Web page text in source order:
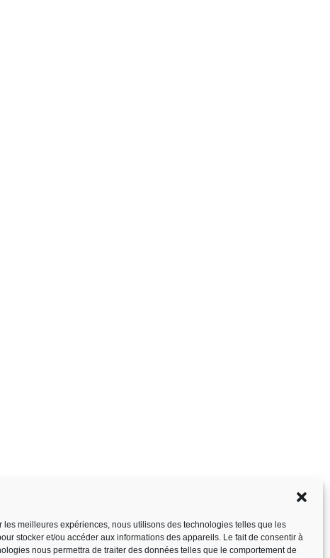
les meilleures expériences, nous utilisons des technologies telles que les
stocker et/ou accéder aux informations des appareils. Le fait de consentir à
nous permettra de traiter des données telles que le comportement de